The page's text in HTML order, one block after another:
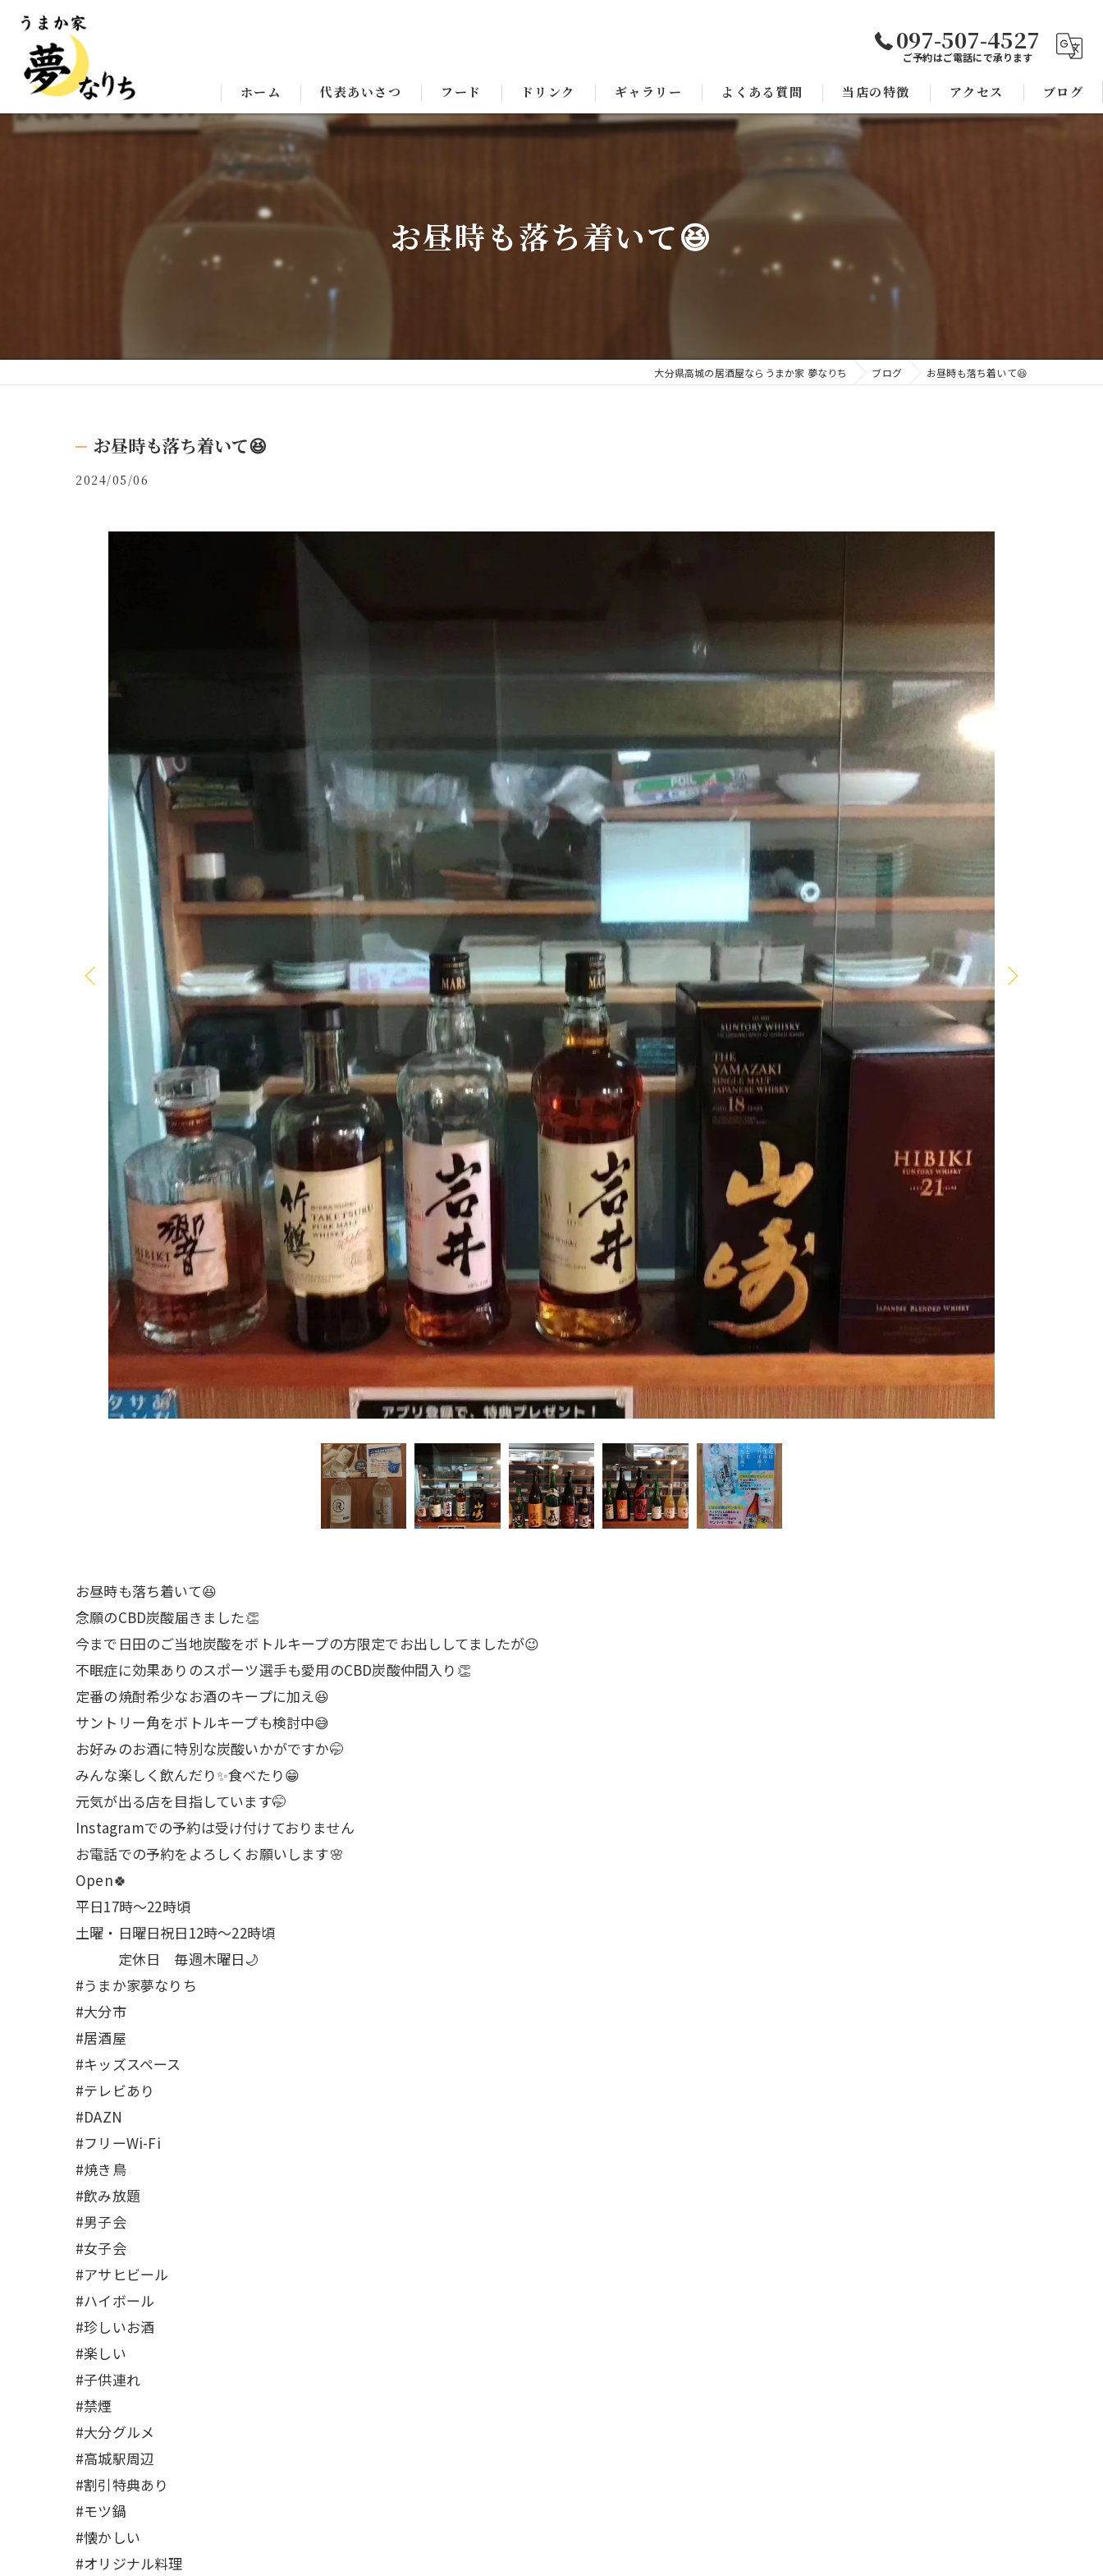
097-507-4527
ご予約はご電話にで承ります
ホーム 代表あいさつ フード ドリンク ギャラリー よくある質問 当店の特徴
焼き鳥
スポーツ観戦
アクセス ブログ
お昼時も落ち着いて😆
大分県高城の居酒屋ならうまか家 夢なりち ブログ お昼時も落ち着いて😆
お昼時も落ち着いて😆
2024/05/06
お昼時も落ち着いて😆
念願のCBD炭酸届きました👏
今まで日田のご当地炭酸をボトルキープの方限定でお出ししてましたが😉
不眠症に効果ありのスポーツ選手も愛用のCBD炭酸仲間入り👏
定番の焼酎希少なお酒のキープに加え😆
サントリー角をボトルキープも検討中😅
お好みのお酒に特別な炭酸いかがですか🤭
みんな楽しく飲んだり✨食べたり😁
元気が出る店を目指しています🤭
Instagramでの予約は受け付けておりません
お電話での予約をよろしくお願いします🌸
Open🍀
平日17時～22時頃
土曜・日曜日祝日12時〜22時頃
定休日 毎週木曜日🌙
#うまか家夢なりち
#大分市
#居酒屋
#キッズスペース
#テレビあり
#DAZN
#フリーWi-Fi
#焼き鳥
#飲み放題
#男子会
#女子会
#アサヒビール
#ハイボール
#珍しいお酒
#楽しい
#子供連れ
#禁煙
#大分グルメ
#高城駅周辺
#割引特典あり
#モツ鍋
#懐かしい
#オリジナル料理